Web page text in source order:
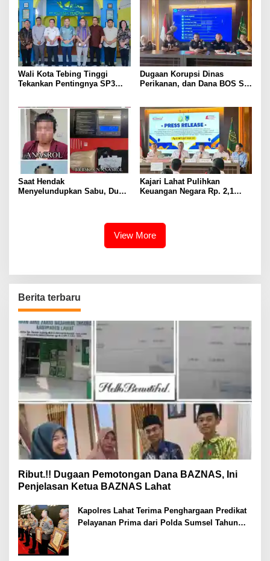
Wali Kota Tebing Tinggi
Tekankan Pentingnya SP3
Dugaan Korupsi Dinas
Perikanan, dan Dana BOS SD
Saat Hendak
Menyelundupkan Sabu, Dua
Kajari Lahat Pulihkan
Keuangan Negara Rp. 2,1
View More
Berita terbaru
Ribut.!! Dugaan Pemotongan Dana BAZNAS, Ini
Penjelasan Ketua BAZNAS Lahat
Kapolres Lahat Terima Penghargaan Predikat
Pelayanan Prima dari Polda Sumsel Tahun